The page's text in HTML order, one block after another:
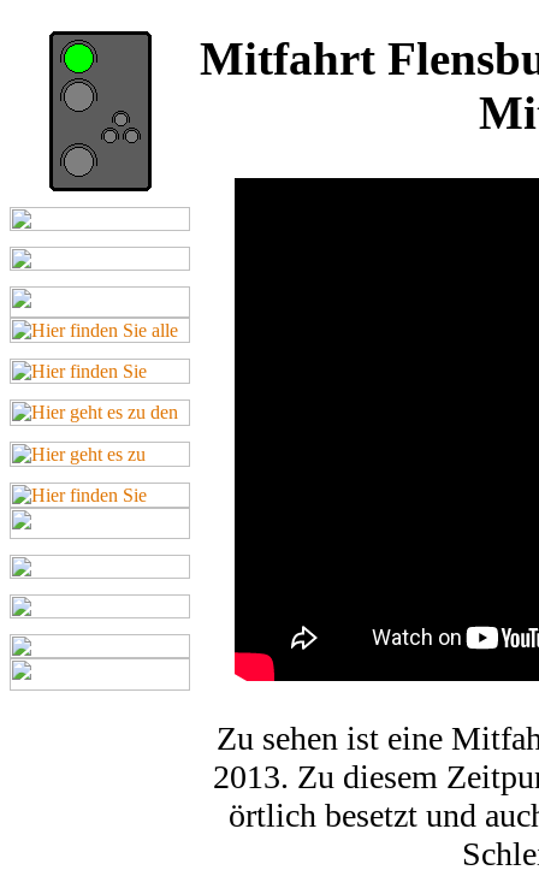
Mitfahrt
Zu sehen ist eine
2013. Zu diesem
örtlich besetzt und